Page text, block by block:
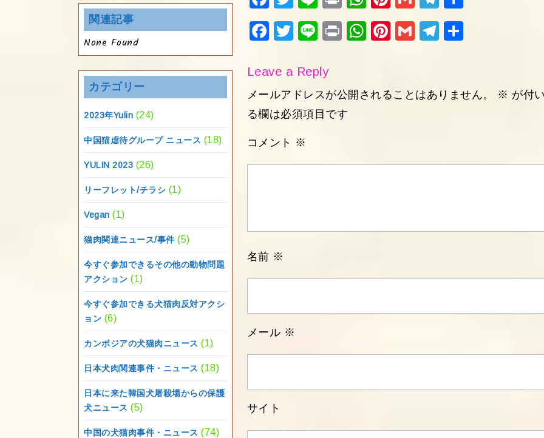
関連記事
None Found
カテゴリー
2023年Yulin (24)
中国猫虐待グループ ニュース (18)
YULIN 2023 (26)
リーフレット/チラシ (1)
Vegan (1)
猫肉関連ニュース/事件 (5)
今すぐ参加できるその他の動物問題
アクション (1)
今すぐ参加できる犬猫肉反対アクシ
ョン (6)
カンボジアの犬猫肉ニュース (1)
日本犬肉関連事件・ニュース (18)
日本に来た韓国犬屠殺場からの保護
犬ニュース (5)
中国の犬猫肉事件・ニュース (74)
ok
Ap
est
am
Fac
ok
Twi
Lin
Pri
Wh
p
Pin
Gm
Tel
Leave a Reply
メールアドレスが公開されることはありません。 ※ が付
る欄は必須項目です
コメント ※
名前 ※
メール ※
サイト